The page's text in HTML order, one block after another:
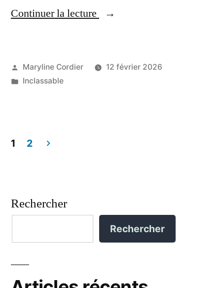
Continuer la lecture
« Créteil;
une
condamnés
Publié
par
Maryline Cordier
12 février 2026
Publié
Inclassable
publications
1 2
Rechercher
Rechercher